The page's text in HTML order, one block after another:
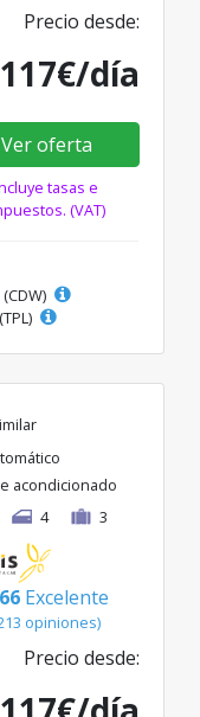
Precio desde:
117€/día
Ver oferta
tasas e
(VAT)
acondicionado
4 3
Excelente
opiniones)
Precio desde: